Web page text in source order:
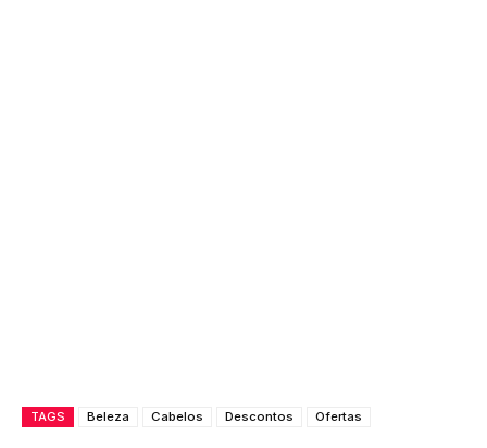
TAGS Beleza Cabelos Descontos Ofertas